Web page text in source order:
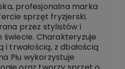
profesjonalna marka
sprzęt fryzjerski.
przez stylistów i
świecie. Charakteryzuje
i trwałością, z dbałością
Piu wykorzystuje